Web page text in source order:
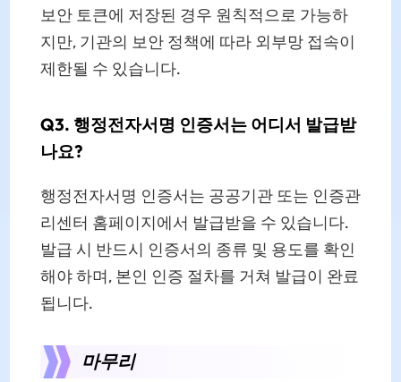
보안 토큰에 저장된 경우 원칙적으로 가능하
지만, 기관의 보안 정책에 따라 외부망 접속이
제한될 수 있습니다.
Q3. 행정전자서명 인증서는 어디서 발급받
나요?
행정전자서명 인증서는 공공기관 또는 인증관
리센터 홈페이지에서 발급받을 수 있습니다.
발급 시 반드시 인증서의 종류 및 용도를 확인
해야 하며, 본인 인증 절차를 거쳐 발급이 완료
됩니다.
마무리